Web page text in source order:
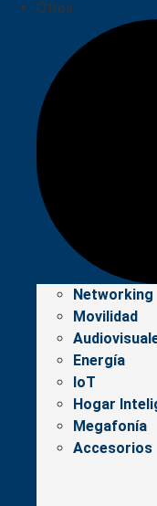
Otros
Networking
Movilidad
Energía
IoT
Hogar
Megafonía
Accesorios